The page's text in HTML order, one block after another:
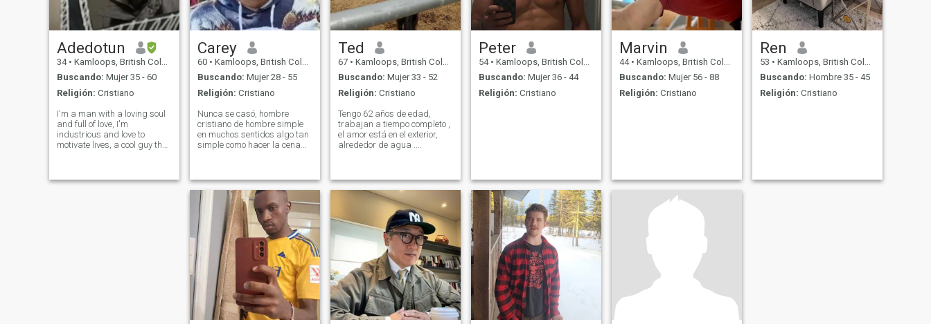
Adedotun
34 • Kamloops, British Columbia, Canadá
Buscando: Mujer 35 - 60
Religión: Cristiano
I'm a man with a loving soul
and full of love, I'm
industrious and love to
motivate lives, a cool guy that
&nbsp; I'm charismatic, got
Carey
60 • Kamloops, British Columbia, Canadá
Buscando: Mujer 28 - 55
Religión: Cristiano
Nunca se casó, hombre
cristiano de hombre simple
en muchos sentidos algo tan
simple como hacer la cena
placeres me hacen feliz
enviar un macho añadir. ¡ Y
acurrucarse sosteniendo de
la mano, cada vez que
caminamos juntos. Solo un
simple toque amoroso o un
suave beso en FB Carey
Lyons Saber, tu sonrisa por
algo que dije o hice por ti, me
hará feliz El romance
también puede ser simple,
notas de amor pequeñas
para que usted encuentre, lo
que nos convierte en una
Ted
67 • Kamloops, British Columbia, Canadá
Buscando: Mujer 33 - 52
Religión: Cristiano
Tengo 62 años de edad,
trabajan a tiempo completo ,
el amor está en el exterior,
alrededor de agua .
caballo boating conducir
autos veloces. Muy relajado y
fácil yendo muy joven de
corazón. Relajarse alrededor
de una fogata viendo
estrellas . Como mostrar la
dama estoy con lo mucho que
significa para mí. Gusta reír
y bromear como para cenas
románticas o quizá con una
copa de vino a veces .
Peter
54 • Kamloops, British Columbia, Canadá
Buscando: Mujer 36 - 44
Religión: Cristiano
Marvin
44 • Kamloops, British Columbia, Canadá
Buscando: Mujer 56 - 88
Religión: Cristiano
Ren
53 • Kamloops, British Columbia, Canadá
Buscando: Hombre 35 - 45
Religión: Cristiano